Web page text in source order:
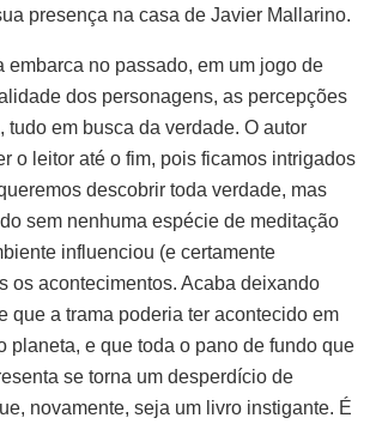
presença na casa de Javier Mallarino.
embarca no passado, em um jogo de
dos personagens, as percepções
tudo em busca da verdade. O autor
o leitor até o fim, pois ficamos intrigados
descobrir toda verdade, mas
sem nenhuma espécie de meditação
influenciou (e certamente
os acontecimentos. Acaba deixando
que a trama poderia ter acontecido em
planeta, e que toda o pano de fundo que
se torna um desperdício de
novamente, seja um livro instigante. É